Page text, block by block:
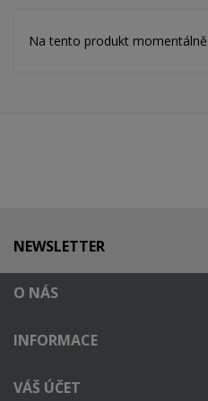
Na tento produkt
NEWSLETTER
O NÁS
INFORMACE
VÁŠ ÚČET